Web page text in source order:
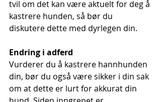
tvil om det kan være aktuelt for deg å
kastrere hunden, så bør du
diskutere dette med dyrlegen din.
Endring i adferd
Vurderer du å kastrere hannhunden
din, bør du også være sikker i din sak
om at dette er lurt for akkurat din